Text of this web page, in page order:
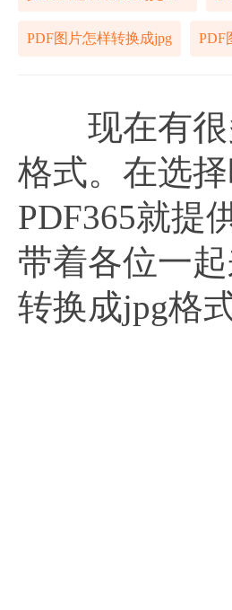
PDF图片怎样转换成jpg
现在有很
格式。在选
PDF365就提
带着各位一
转换成jpg格